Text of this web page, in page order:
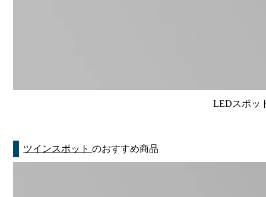
LEDスポッ
ツインスポットのおすすめ商品